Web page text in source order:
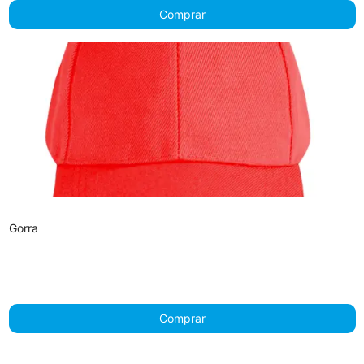
Comprar
Gorra
Comprar